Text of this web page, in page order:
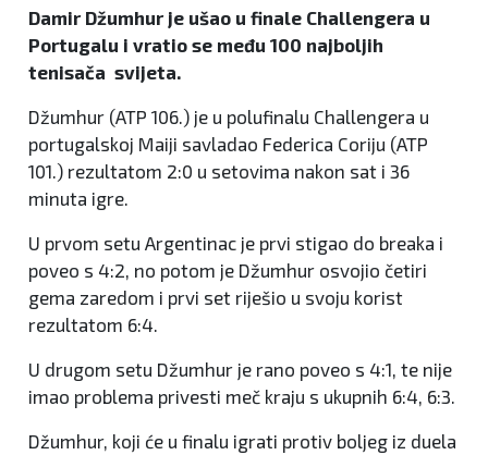
Damir Džumhur je ušao u finale Challengera u
Portugalu i vratio se među 100 najboljih
tenisača svijeta.
Džumhur (ATP 106.) je u polufinalu Challengera u
portugalskoj Maiji savladao Federica Coriju (ATP
101.) rezultatom 2:0 u setovima nakon sat i 36
minuta igre.
U prvom setu Argentinac je prvi stigao do breaka i
poveo s 4:2, no potom je Džumhur osvojio četiri
gema zaredom i prvi set riješio u svoju korist
rezultatom 6:4.
U drugom setu Džumhur je rano poveo s 4:1, te nije
imao problema privesti meč kraju s ukupnih 6:4, 6:3.
Džumhur, koji će u finalu igrati protiv boljeg iz duela